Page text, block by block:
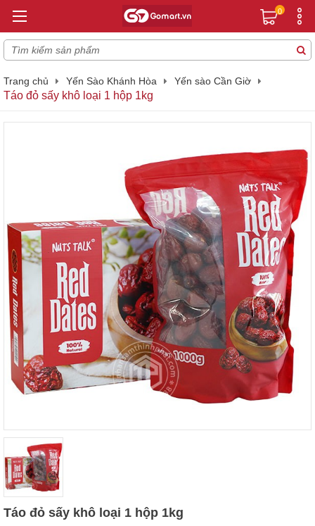
0
Trang chủ Yến Sào Khánh Hòa Yến sào Cần Giờ
Táo đỏ sấy khô loại 1 hộp 1kg
Táo đỏ sấy khô loại 1 hộp 1kg